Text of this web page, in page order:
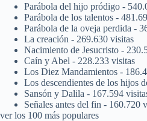
Parábola del hijo pródigo -
Parábola de los talentos -
Parábola de la oveja perdida -
La creación - 269.630 visitas
Nacimiento de Jesucristo -
Caín y Abel - 228.233 visitas
Los Diez Mandamientos -
Los descendientes de los hijos
Sansón y Dalila - 167.594
Señales antes del fin - 160.720
ver los 100 más populares